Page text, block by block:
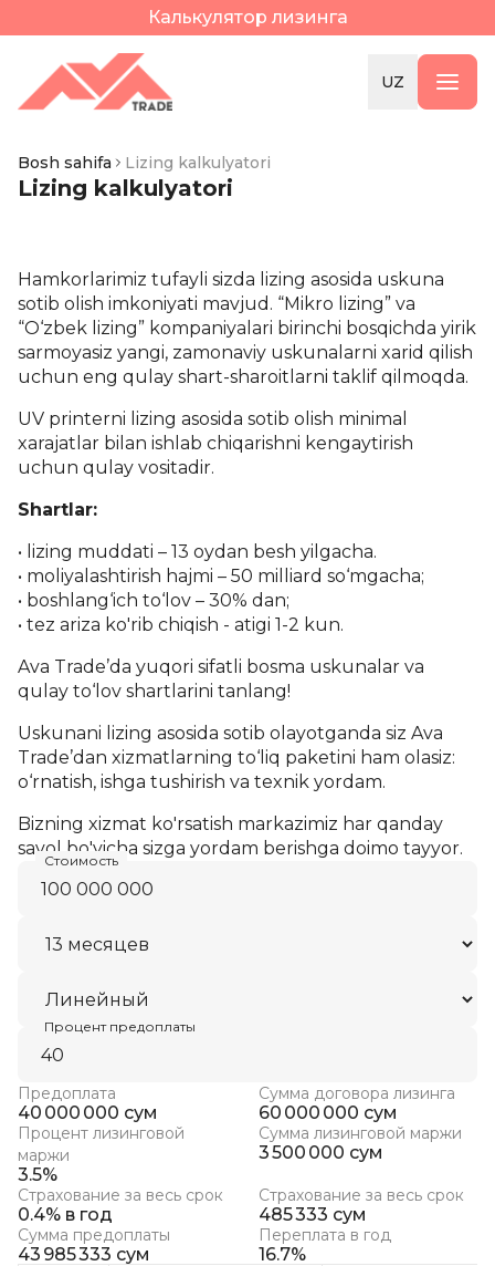
Калькулятор лизинга
UZ
Bosh sahifa Lizing kalkulyatori
Lizing kalkulyatori
Hamkorlarimiz tufayli sizda lizing asosida uskuna
sotib olish imkoniyati mavjud. “Mikro lizing” va
“O‘zbek lizing” kompaniyalari birinchi bosqichda yirik
sarmoyasiz yangi, zamonaviy uskunalarni xarid qilish
uchun eng qulay shart-sharoitlarni taklif qilmoqda.
UV printerni lizing asosida sotib olish minimal
xarajatlar bilan ishlab chiqarishni kengaytirish
uchun qulay vositadir.
Shartlar:
• lizing muddati – 13 oydan besh yilgacha.
• moliyalashtirish hajmi – 50 milliard so‘mgacha;
• boshlang‘ich to‘lov – 30% dan;
• tez ariza ko'rib chiqish - atigi 1-2 kun.
Ava Trade’da yuqori sifatli bosma uskunalar va
qulay to‘lov shartlarini tanlang!
Uskunani lizing asosida sotib olayotganda siz Ava
Trade’dan xizmatlarning to‘liq paketini ham olasiz:
o‘rnatish, ishga tushirish va texnik yordam.
Bizning xizmat ko'rsatish markazimiz har qanday
savol bo'yicha sizga yordam berishga doimo tayyor.
Стоимость
Процент предоплаты
Предоплата
40 000 000 сум
Сумма договора лизинга
60 000 000 сум
Процент лизинговой
маржи
3.5%
Сумма лизинговой маржи
3 500 000 сум
Страхование за весь срок
0.4% в год
Страхование за весь срок
485 333 сум
Сумма предоплаты
43 985 333 сум
Переплата в год
16.7%